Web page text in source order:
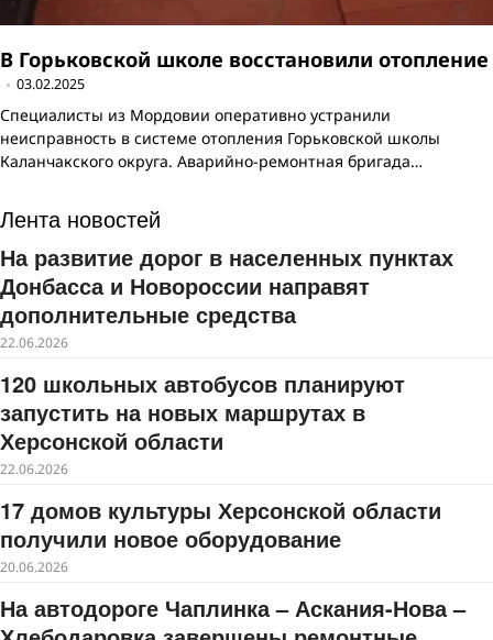
В Горьковской школе восстановили отопление
03.02.2025
Специалисты из Мордовии оперативно устранили
неисправность в системе отопления Горьковской школы
Каланчакского округа. Аварийно-ремонтная бригада…
Лента новостей
На развитие дорог в населенных пунктах
Донбасса и Новороссии направят
дополнительные средства
22.06.2026
120 школьных автобусов планируют
запустить на новых маршрутах в
Херсонской области
22.06.2026
17 домов культуры Херсонской области
получили новое оборудование
20.06.2026
На автодороге Чаплинка – Аскания-Нова –